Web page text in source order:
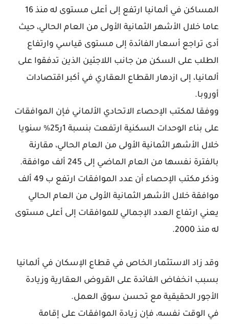
المساكن في ألمانيا ارتفع إلى أعلى مستوى له منذ 16
عاما خلال الأشهر الثمانية الأولى من العام الحالي، حيث
أدى تراجع أسعار الفائدة إلى مستوى قياسي وارتفاع
الطلب على السكن من جانب اللاجئين الذين تدفقوا على
ألمانيا، إلى ازدهار القطاع العقاري في أكبر اقتصادات
أوروبا.
ووفقا لمكتب الإحصاء الاتحادي الألماني فإن الموافقات
على بناء الوحدات السكنية ارتفعت بنسبة 1ر25% سنويا
خلال الأشهر الثمانية الأولى من العام الحالي، مقارنة
بالفترة نفسها من العام الماضي إلى 245 ألف موافقة.
وذكر مكتب الإحصاء أن عدد الموافقات ارتفع ب 49 ألف
موافقة خلال الأشهر الثمانية الأولى من العام الحالي
يعني ارتفاع العدد الإجمالي للموافقات إلى أعلى مستوى
له منذ 2000.
وقد زاد الاستثمار الخاص في قطاع الإسكان في ألمانيا
بسبب انخفاض الفائدة على القروض العقارية وزيادة
الأجور الحقيقية مع تحسن سوق العمل.
في الوقت نفسه، فإن زيادة الموافقات على إقامة